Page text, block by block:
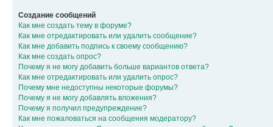
Создание сообщений
Как мне создать тему в форуме?
Как мне отредактировать или удалить сообщение?
Как мне добавить подпись к своему сообщению?
Как мне создать опрос?
Почему я не могу добавить больше вариантов ответа?
Как мне отредактировать или удалить опрос?
Почему мне недоступны некоторые форумы?
Почему я не могу добавлять вложения?
Почему я получил предупреждение?
Как мне пожаловаться на сообщения модератору?